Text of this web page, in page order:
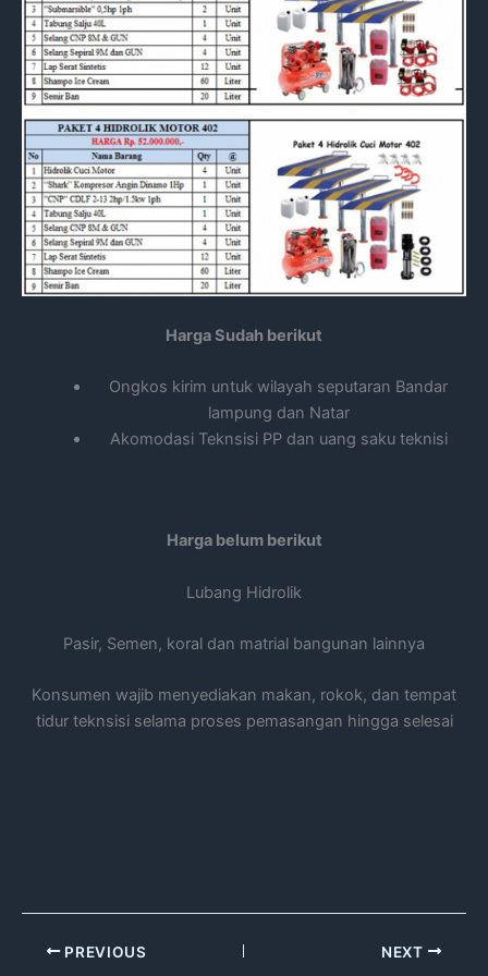
Harga Sudah berikut
Ongkos kirim untuk wilayah seputaran Bandar
lampung dan Natar
Akomodasi Teknsisi PP dan uang saku teknisi
Harga belum berikut
Lubang Hidrolik
Pasir, Semen, koral dan matrial bangunan lainnya
Konsumen wajib menyediakan makan, rokok, dan tempat
tidur teknsisi selama proses pemasangan hingga selesai
PREVIOUS NEXT